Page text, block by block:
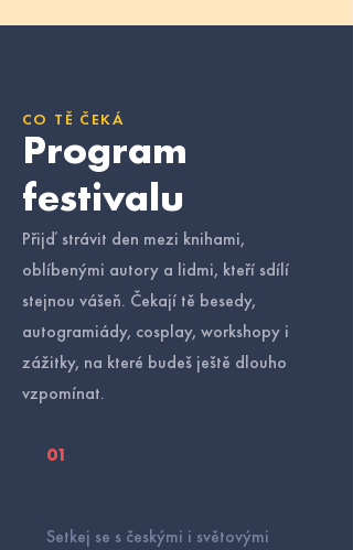
CO TĚ ČEKÁ
Program
festivalu
Přijď strávit den mezi knihami,
oblíbenými autory a lidmi, kteří sdílí
stejnou vášeň. Čekají tě besedy,
autogramiády, cosplay, workshopy i
zážitky, na které budeš ještě dlouho
vzpomínat.
01
Setkej se s českými i světovými